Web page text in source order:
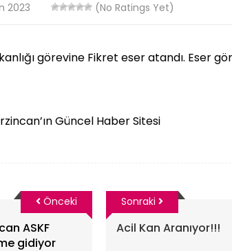
2023 (No Ratings Yet)
görevine Fikret eser atandı. Eser
Güncel Haber Sitesi
ASKF
gidiyor
Önceki
Acil Kan Aranıyor!!!
Sonraki